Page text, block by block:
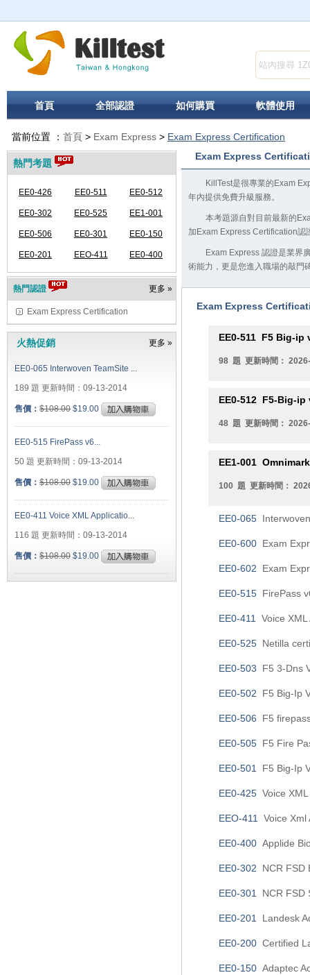
首頁 全部認證 如何購買 軟體使用
當前位置 ： 首頁 > Exam Express > Exam Express Certification
熱門考題
EE0-426 EE0-511 EE0-512
EE0-302 EE0-525 EE1-001
EE0-506 EE0-301 EE0-150
EE0-201 EEO-411 EE0-400
更多 »
熱門認證
Exam Express Certification
更多 »
火熱促銷
EE0-065 Interwoven TeamSite ...
189 題 更新時間：09-13-2014
售價： $108.00 $19.00
EE0-515 FirePass v6...
50 題 更新時間：09-13-2014
售價： $108.00 $19.00
EE0-411 Voice XML Applicatio...
116 題 更新時間：09-13-2014
售價： $108.00 $19.00
Exam Express
KillTest是很專業的Exam
年內提供免費升級服務。
本考題源自對目前最新的
加Exam Express Certification認
Exam Express 認證是業界
術能力，更是您進入職場的敲門
Exam Express
EE0-511 F5 Big-ip
98 題 更新時間：
EE0-512 F5-Big-ip
48 題 更新時間：
EE1-001
100 題 更新時間：
EE0-065
EE0-600 Exam
EE0-602 Exam
EE0-515 FirePass
EE0-411 Voice
EE0-525 Netilla
EE0-503 F5 3-Dns
EE0-502 F5 Big-Ip
EE0-506 F5
EE0-505 F5 Fire
EE0-501 F5 Big-Ip
EE0-425 Voice
EEO-411 Voice Xml
EE0-400 Applide
EE0-302 NCR FSD
EE0-301 NCR FSD
EE0-201 Landesk
EE0-200 Certified
EE0-150 Adaptec